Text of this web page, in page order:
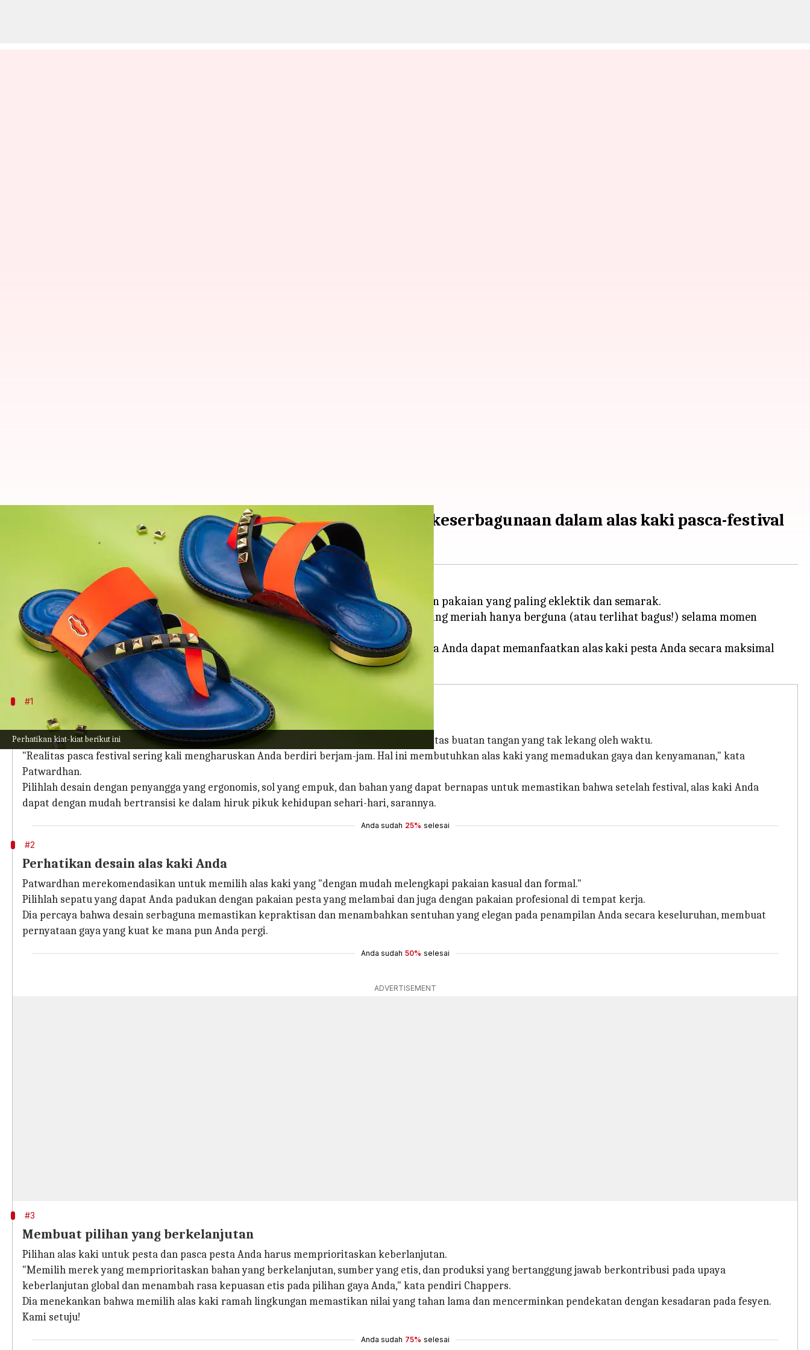
Perhatikan kiat-kiat berikut ini
Pakar mengungkap bagaimana pria dapat merasakan keserbagunaan dalam alas kaki pasca-festival
01:13 pm
Musim perayaan adalah waktu ketika para penggemar fesyen memamerkan pilihan pakaian yang paling eklektik dan semarak.
Namun, para pria, khususnya, menghadapi tantangan yang sama, yaitu alas kaki yang meriah hanya berguna (atau terlihat bagus!) selama momen
perayaan.
Harshwardhan Patwardhan, pendiri Chappers, memberi tahu NewsBytes bagaimana Anda dapat memanfaatkan alas kaki pesta Anda secara maksimal
#1
Pilih kualitas buatan tangan daripada tren sementara
Alas kaki pesta Anda harus melewatkan sifat tren yang sementara dan mendalami kualitas buatan tangan yang tak lekang oleh waktu.
"Realitas pasca festival sering kali mengharuskan Anda berdiri berjam-jam. Hal ini membutuhkan alas kaki yang memadukan gaya dan kenyamanan," kata
Patwardhan.
Pilihlah desain dengan penyangga yang ergonomis, sol yang empuk, dan bahan yang dapat bernapas untuk memastikan bahwa setelah festival, alas kaki Anda
dapat dengan mudah bertransisi ke dalam hiruk pikuk kehidupan sehari-hari, sarannya.
Anda sudah 25% selesai
#2
Perhatikan desain alas kaki Anda
Patwardhan merekomendasikan untuk memilih alas kaki yang "dengan mudah melengkapi pakaian kasual dan formal."
Pilihlah sepatu yang dapat Anda padukan dengan pakaian pesta yang melambai dan juga dengan pakaian profesional di tempat kerja.
Dia percaya bahwa desain serbaguna memastikan kepraktisan dan menambahkan sentuhan yang elegan pada penampilan Anda secara keseluruhan, membuat
pernyataan gaya yang kuat ke mana pun Anda pergi.
Anda sudah 50% selesai
ADVERTISEMENT
#3
Membuat pilihan yang berkelanjutan
Pilihan alas kaki untuk pesta dan pasca pesta Anda harus memprioritaskan keberlanjutan.
"Memilih merek yang memprioritaskan bahan yang berkelanjutan, sumber yang etis, dan produksi yang bertanggung jawab berkontribusi pada upaya
keberlanjutan global dan menambah rasa kepuasan etis pada pilihan gaya Anda," kata pendiri Chappers.
Dia menekankan bahwa memilih alas kaki ramah lingkungan memastikan nilai yang tahan lama dan mencerminkan pendekatan dengan kesadaran pada fesyen.
Kami setuju!
Anda sudah 75% selesai